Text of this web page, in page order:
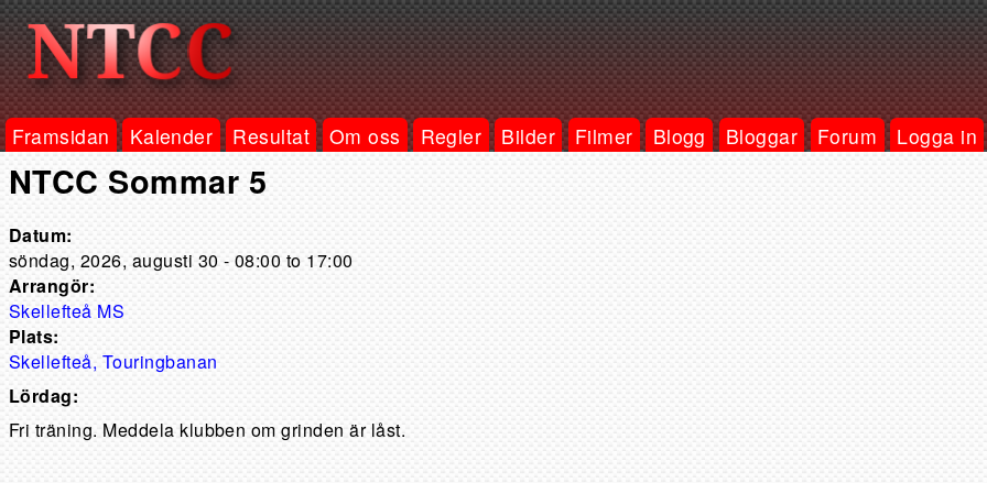
Framsidan Kalender Resultat Om oss Regler Bilder Filmer Blogg Bloggar Forum Logga in
NTCC Sommar 5
Datum:
söndag, 2026, augusti 30 - 08:00 to 17:00
Arrangör:
Skellefteå MS
Plats:
Skellefteå, Touringbanan
Lördag:
Fri träning. Meddela klubben om grinden är låst.